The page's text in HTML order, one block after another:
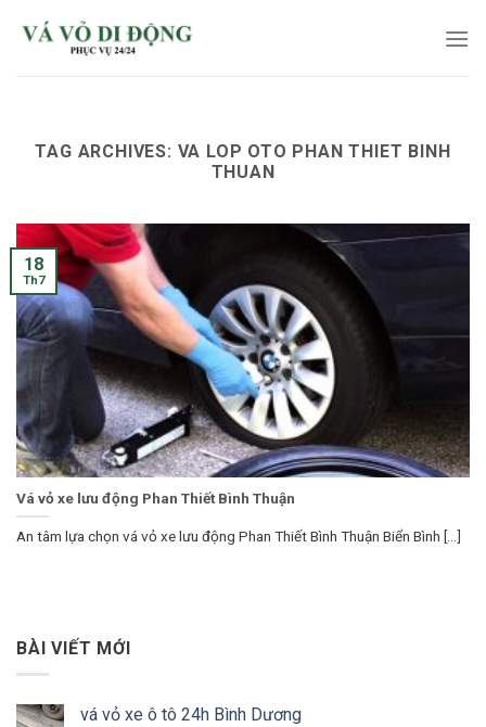
TAG ARCHIVES: VA LOP OTO PHAN THIET BINH
THUAN
Vá vỏ xe lưu động Phan Thiết Bình Thuận
An tâm lựa chọn vá vỏ xe lưu động Phan Thiết Bình Thuận Biển Bình [...]
18
Th7
BÀI VIẾT MỚI
vá vỏ xe ô tô 24h Bình Dương